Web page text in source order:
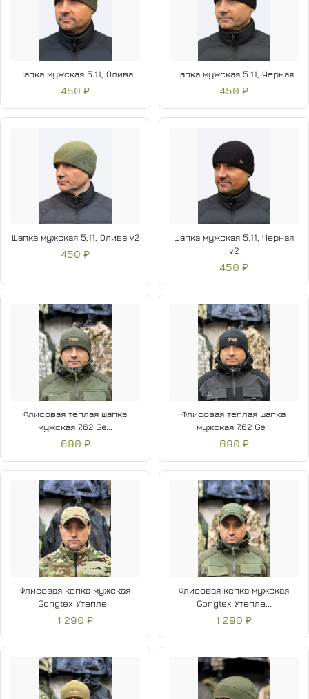
Шапка мужская 5.11, Олива
450 ₽
Шапка мужская 5.11, Черная
450 ₽
Шапка мужская 5.11, Олива v2
450 ₽
Шапка мужская 5.11, Черная
v2
450 ₽
Флисовая теплая шапка
мужская 7.62 Ge...
690 ₽
Флисовая теплая шапка
мужская 7.62 Ge...
690 ₽
Флисовая кепка мужская
Gongtex Утепле...
1 290 ₽
Флисовая кепка мужская
Gongtex Утепле...
1 290 ₽